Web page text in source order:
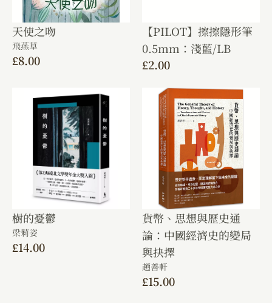
天使之吻
飛燕草
£8.00
【PILOT】擦擦隱形筆
0.5mm：淺藍/LB
£2.00
樹的憂鬱
梁莉姿
£14.00
貨幣、思想與歷史通
論：中國經濟史的變局
與抉擇
趙善軒
£15.00